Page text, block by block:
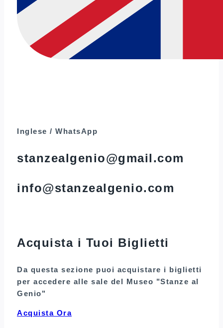
Inglese / WhatsApp
stanzealgenio@gmail.com
info@stanzealgenio.com
Acquista i Tuoi Biglietti
Da questa sezione puoi acquistare i biglietti
per accedere alle sale del Museo "Stanze al
Genio"
Acquista Ora